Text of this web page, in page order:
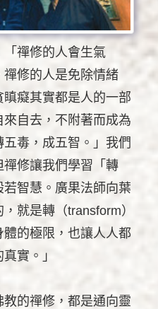
禪修的人會生氣
修的人是免除情緒
癡其實都是人的一部
自去，不附著而成為
毒，成五智。」我們
修讓我們學習「轉
智慧。廣果法師向葉
就是轉（transform）
的極限，也讓人人都
實。」
的禪修，都是通向靈